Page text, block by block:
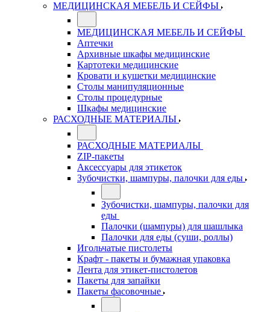
МЕДИЦИНСКАЯ МЕБЕЛЬ И СЕЙФЫ
МЕДИЦИНСКАЯ МЕБЕЛЬ И СЕЙФЫ
Аптечки
Архивные шкафы медицинские
Картотеки медицинские
Кровати и кушетки медицинские
Столы манипуляционные
Столы процедурные
Шкафы медицинские
РАСХОДНЫЕ МАТЕРИАЛЫ
РАСХОДНЫЕ МАТЕРИАЛЫ
ZIP-пакеты
Аксессуары для этикеток
Зубочистки, шампуры, палочки для еды
Зубочистки, шампуры, палочки для
еды
Палочки (шампуры) для шашлыка
Палочки для еды (суши, роллы)
Игольчатые пистолеты
Крафт - пакеты и бумажная упаковка
Лента для этикет-пистолетов
Пакеты для запайки
Пакеты фасовочные